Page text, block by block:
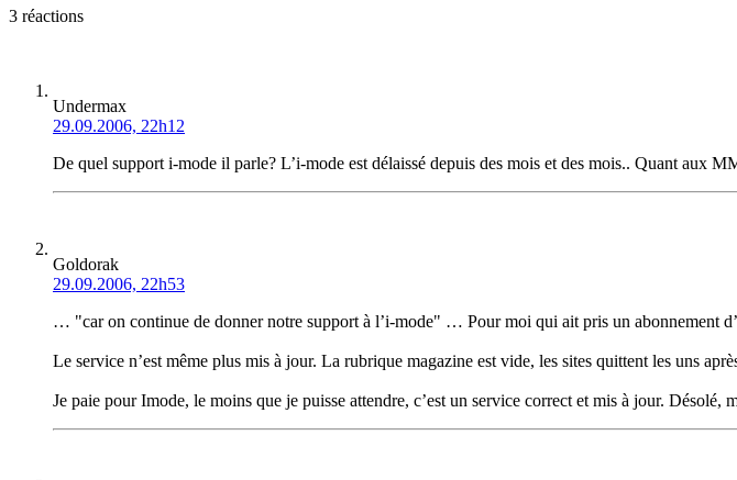
3 réactions
Undermax
29.09.2006, 22h12
De quel support i-mode il parle? L’i-mode est délaissé depuis des mois et des mois.. Quant aux
Goldorak
29.09.2006, 22h53
… "car on continue de donner notre support à l’i-mode" … Pour moi qui ait pris un abonnement
Le service n’est même plus mis à jour. La rubrique magazine est vide, les sites quittent les uns
Je paie pour Imode, le moins que je puisse attendre, c’est un service correct et mis à jour. Désolé,